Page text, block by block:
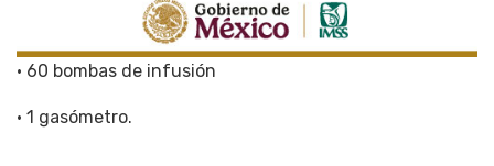
• 60 bombas de infusión
• 1 gasómetro.